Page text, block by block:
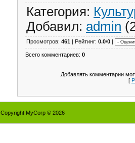
Категория:
Добавил: admin
Просмотров: 461 | Рейтинг: 0.0/0 |
Всего комментариев: 0
Добавлять комментарии
[
Copyright MyCorp © 2026